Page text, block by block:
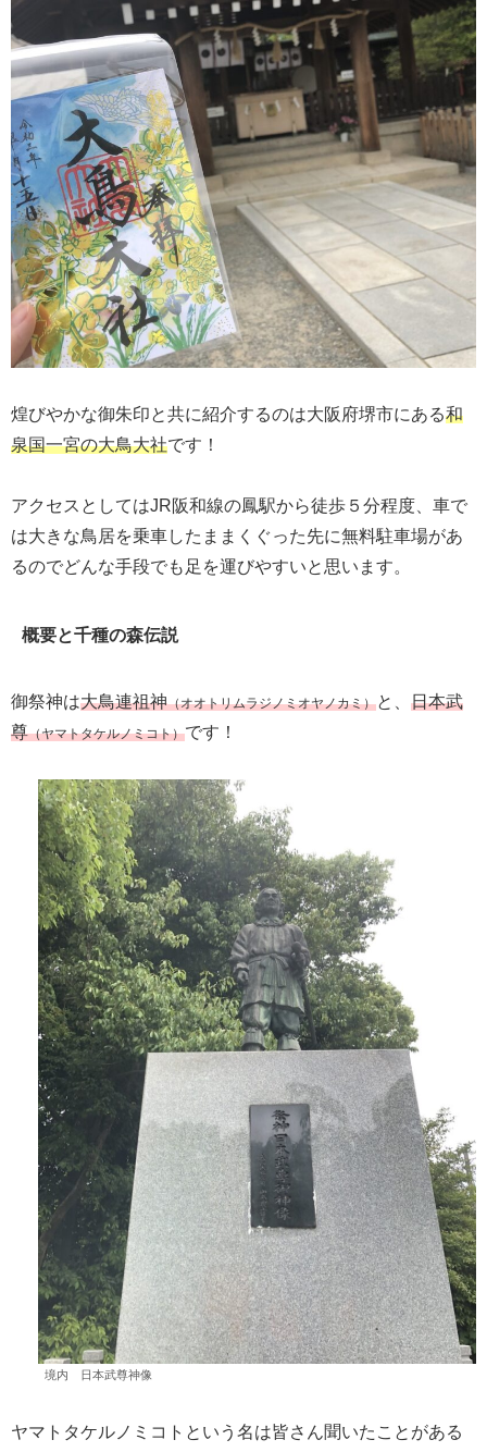
煌びやかな御朱印と共に紹介するのは大阪府堺市にある和
泉国一宮の大鳥大社です！
アクセスとしてはJR阪和線の鳳駅から徒歩５分程度、車で
は大きな鳥居を乗車したままくぐった先に無料駐車場があ
るのでどんな手段でも足を運びやすいと思います。
概要と千種の森伝説
御祭神は大鳥連祖神（オオトリムラジノミオヤノカミ）と、 日本武
尊（ヤマトタケルノミコト）です！
境内 日本武尊神像
ヤマトタケルノミコトという名は皆さん聞いたことがある